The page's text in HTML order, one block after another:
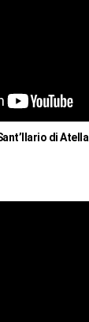
di Atella